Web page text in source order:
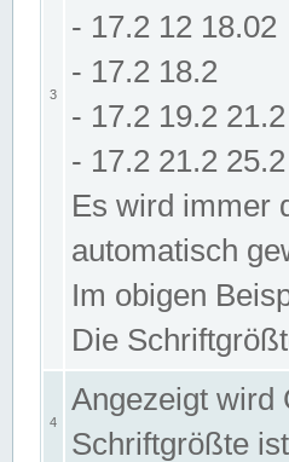
3
- 17.2 12 18.02
- 17.2 18.2
- 17.2 19.2 21.2
- 17.2 21.2 25.2
Es wird immer
automatisch
Im obigen
Die
4
Angezeigt wird
Schriftgrößte